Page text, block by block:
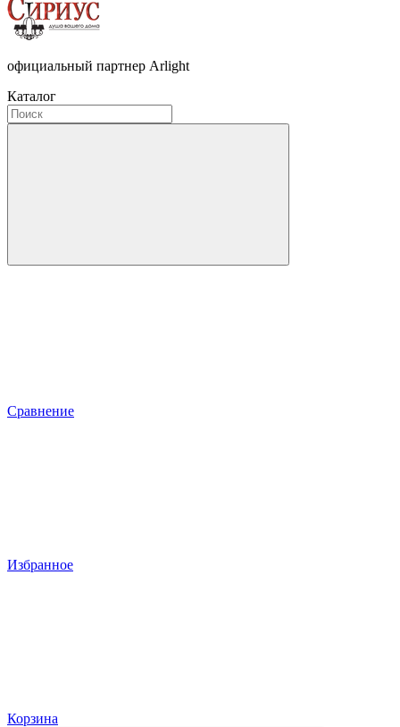
официальный партнер Arlight
Каталог
Сравнение
Избранное
Корзина